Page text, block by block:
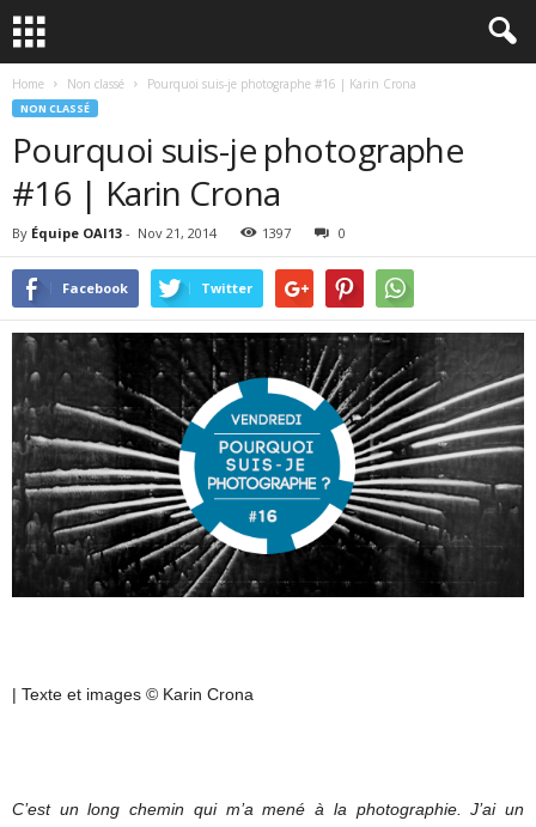
Home Non classé Pourquoi suis-je photographe #16 | Karin Crona
NON CLASSÉ
Pourquoi suis-je photographe
#16 | Karin Crona
By Équipe OAI13 - Nov 21, 2014 1397 0
Facebook Twitter
| Texte et images © Karin Crona
C’est un long chemin qui m’a mené à la photographie. J’ai un